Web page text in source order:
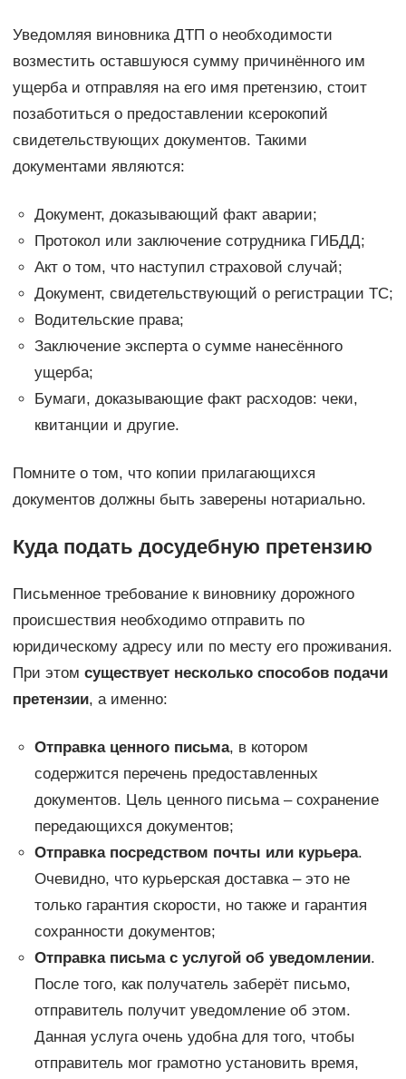
Уведомляя виновника ДТП о необходимости
возместить оставшуюся сумму причинённого им
ущерба и отправляя на его имя претензию, стоит
позаботиться о предоставлении ксерокопий
свидетельствующих документов. Такими
документами являются:
Документ, доказывающий факт аварии;
Протокол или заключение сотрудника ГИБДД;
Акт о том, что наступил страховой случай;
Документ, свидетельствующий о регистрации ТС;
Водительские права;
Заключение эксперта о сумме нанесённого
ущерба;
Бумаги, доказывающие факт расходов: чеки,
квитанции и другие.
Помните о том, что копии прилагающихся
документов должны быть заверены нотариально.
Куда подать досудебную претензию
Письменное требование к виновнику дорожного
происшествия необходимо отправить по
юридическому адресу или по месту его проживания.
При этом существует несколько способов подачи
претензии, а именно:
Отправка ценного письма, в котором
содержится перечень предоставленных
документов. Цель ценного письма – сохранение
передающихся документов;
Отправка посредством почты или курьера.
Очевидно, что курьерская доставка – это не
только гарантия скорости, но также и гарантия
сохранности документов;
Отправка письма с услугой об уведомлении.
После того, как получатель заберёт письмо,
отправитель получит уведомление об этом.
Данная услуга очень удобна для того, чтобы
отправитель мог грамотно установить время,